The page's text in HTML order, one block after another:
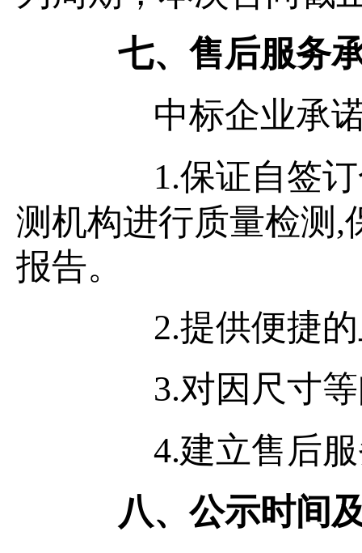
七、售后服务
中标企业承诺
1.保证自签订
测机构进行质量检测,
报告。
2.提供便捷的
3.对因尺寸等
4.建立售后服
八、公示时间